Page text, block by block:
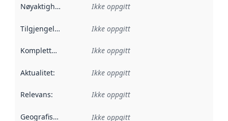
Nøyaktighet Ikke oppgitt
Tilgjengelighet Ikke oppgitt
Kompletthet Ikke oppgitt
Aktualitet: Ikke oppgitt
Relevans: Ikke oppgitt
Geografisk avgrensning :
Ikke oppgitt